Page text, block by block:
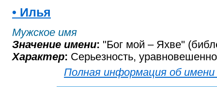
• Илья
Мужское имя
Значение имени: "Бог мой – Яхве"
Характер: Серьезность,
Полная информация об